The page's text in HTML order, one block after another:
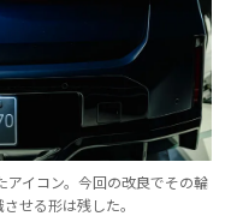
アイコン。今回の改良でその輪
せる形は残した。